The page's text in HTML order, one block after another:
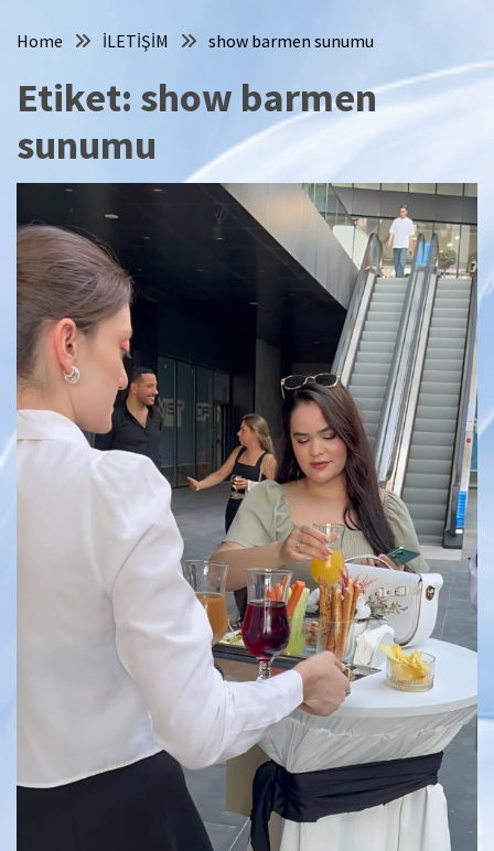
Home İLETİŞİM show barmen sunumu
Etiket: show barmen
sunumu